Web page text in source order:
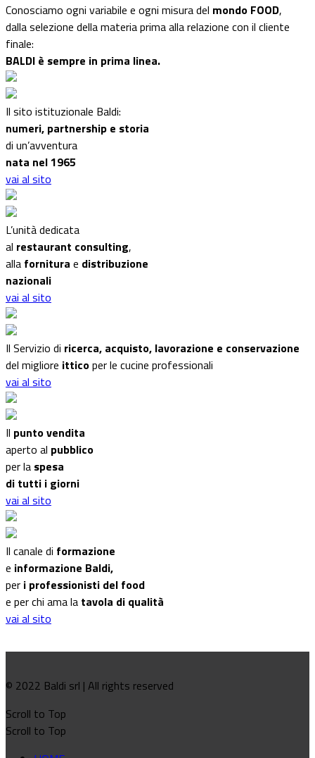
Conosciamo ogni variabile e ogni misura del mondo FOOD,
dalla selezione della materia prima alla relazione con il cliente
finale:
BALDI è sempre in prima linea.
Il sito istituzionale Baldi:
numeri, partnership e storia
di un’avventura
nata nel 1965
vai al sito
L’unità dedicata
al restaurant consulting,
alla fornitura e distribuzione
nazionali
vai al sito
Il Servizio di ricerca, acquisto, lavorazione e conservazione
del migliore itticoper le cucine professionali
vai al sito
Il punto vendita
aperto al pubblico
per la spesa
di tutti i giorni
vai al sito
Il canale di formazione
e informazione Baldi,
per i professionisti del food
e per chi ama la tavola di qualità
vai al sito
© 2022 Baldi srl | All rights reserved
Scroll to Top
Scroll to Top